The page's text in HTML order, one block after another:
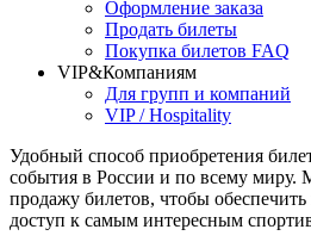
Оформление заказа
Продать билеты
Покупка билетов FAQ
VIP&Компаниям
Для групп и компаний
VIP / Hospitality
Удобный способ приобретения
события в России и по всему миру.
продажу билетов, чтобы
доступ к самым интересным